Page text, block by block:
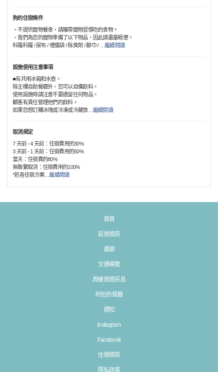
狗的住宿條件
・不提供寵物餐食，請攜帶寵物習慣吃的食物。
・我們為您的寵物準備了以下物品，因此請盡量輕便。
科羅科羅 / 尿布 / 禮儀袋 / 除臭劑 / 腳巾 /
…繼續閱讀
設施使用注意事項
■有共用冰箱和水壺。
除主樓自助餐廳外，您可以自備飲料。
使用設施時請注意不要遺留任何物品。
顧客有責任管理他們的飲料。
如果您想訂購冰塊或冷凍或冷藏旅… 繼續閱讀
取消規定
7 天前 - 4 天前：住宿費用的30%
3 天前 - 1 天前：住宿費用的50%
當天：住宿費的80%
無聯繫取消：住宿費用的100%
*若各住宿方案…繼續閱讀
首頁
設施資訊
畫廊
交通導覽
周邊旅遊訊息
附近的餐廳
通知
Instagram
Facebook
住宿條款
隱私政策